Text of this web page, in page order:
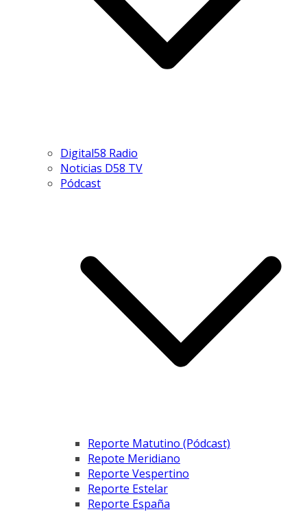
Digital58 Radio
Noticias D58 TV
Pódcast
Reporte Matutino (Pódcast)
Repote Meridiano
Reporte Vespertino
Reporte Estelar
Reporte España